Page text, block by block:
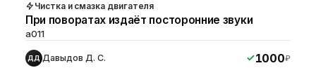
Чистка и смазка двигателя
При поворатах издаёт посторонние звуки
a011
ДД Давыдов Д. С. 1000₽